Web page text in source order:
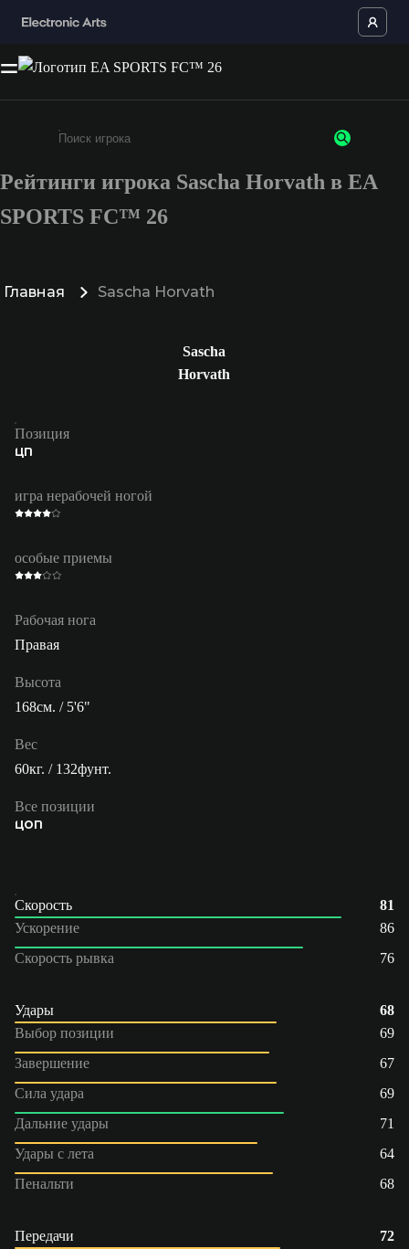
Введите не менее 3 символов или цифр
Рейтинги игрока Sascha Horvath в EA
SPORTS FC™ 26
Главная Sascha Horvath
Sascha
Horvath
Позиция
ЦП
игра нерабочей ногой
особые приемы
Рабочая нога
Правая
Высота
168см. / 5'6"
Вес
60кг. / 132фунт.
Все позиции
ЦОП
Скорость
81
Ускорение
86
Скорость рывка
76
Удары
68
Выбор позиции
69
Завершение
67
Сила удара
69
Дальние удары
71
Удары с лета
64
Пенальти
68
Передачи
72